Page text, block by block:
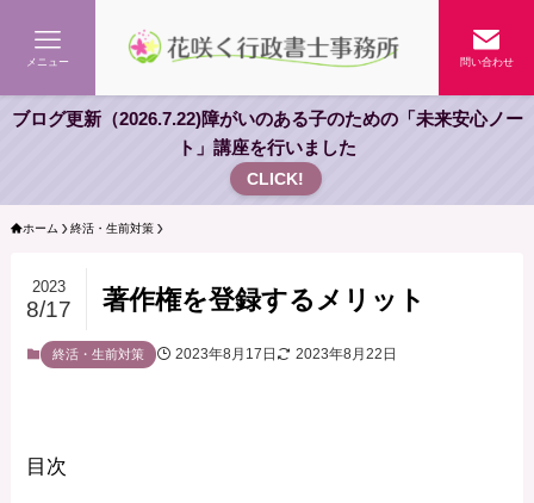
問い合わせ
メニュー
ブログ更新（2026.7.22)障がいのある子のための「未来安心ノー
ト」講座を行いました
CLICK!
ホーム 終活・生前対策
著作権を登録するメリット
2023
8/17
終活・生前対策 2023年8月17日 2023年8月22日
目次